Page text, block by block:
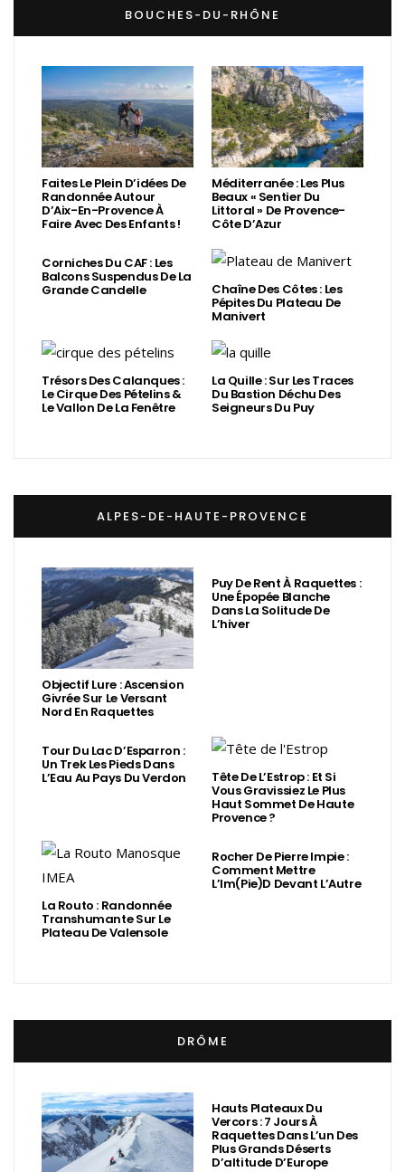
BOUCHES-DU-RHÔNE
Faites Le Plein D’idées De
Randonnée Autour
D’Aix-En-Provence À
Faire Avec Des Enfants !
Méditerranée : Les Plus
Beaux « Sentier Du
Littoral » De Provence-
Côte D’Azur
Corniches Du CAF : Les
Balcons Suspendus De La
Grande Candelle Chaîne Des Côtes : Les
Pépites Du Plateau De
Manivert
Trésors Des Calanques :
Le Cirque Des Pételins &
Le Vallon De La Fenêtre
La Quille : Sur Les Traces
Du Bastion Déchu Des
Seigneurs Du Puy
ALPES-DE-HAUTE-PROVENCE
Objectif Lure : Ascension
Givrée Sur Le Versant
Nord En Raquettes
Puy De Rent À Raquettes :
Une Épopée Blanche
Dans La Solitude De
L’hiver
Tour Du Lac D’Esparron :
Un Trek Les Pieds Dans
L’Eau Au Pays Du Verdon Tête De L’Estrop : Et Si
Vous Gravissiez Le Plus
Haut Sommet De Haute
Provence ?
La Routo : Randonnée
Transhumante Sur Le
Plateau De Valensole
Rocher De Pierre Impie :
Comment Mettre
L’Im(Pie)d Devant L’Autre
DRÔME
Hauts Plateaux Du
Vercors : 7 Jours À
Raquettes Dans L’un Des
Plus Grands Déserts
D’altitude D’Europe